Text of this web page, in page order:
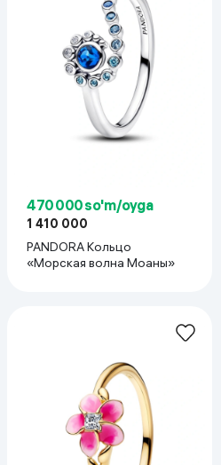
470 000 so'm/oyga
1 410 000
PANDORA Кольцо
«Морская волна Моаны»